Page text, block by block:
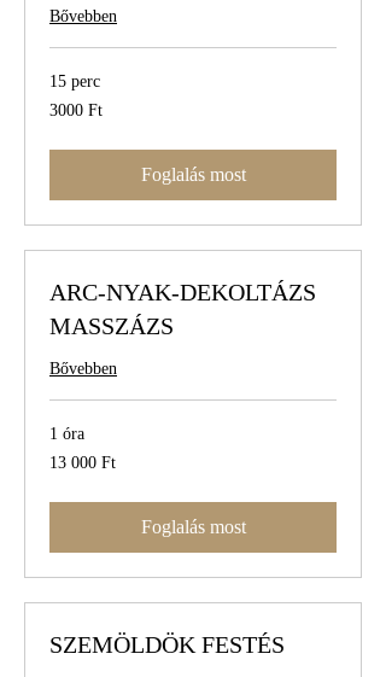
Bővebben
15 perc
3000
magyar
3000 Ft
Foglalás most
ARC-NYAK-DEKOLTÁZS
MASSZÁZS
Bővebben
1 óra
13 000
magyar
13 000 Ft
Foglalás most
SZEMÖLDÖK FESTÉS